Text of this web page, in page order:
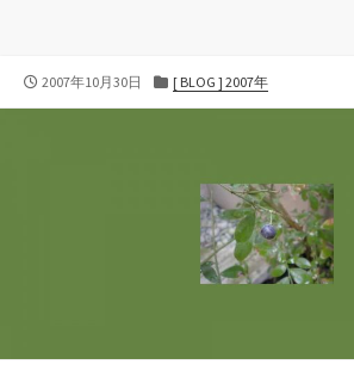
公
2007年10月30日
カ
[ BLOG ] 2007年